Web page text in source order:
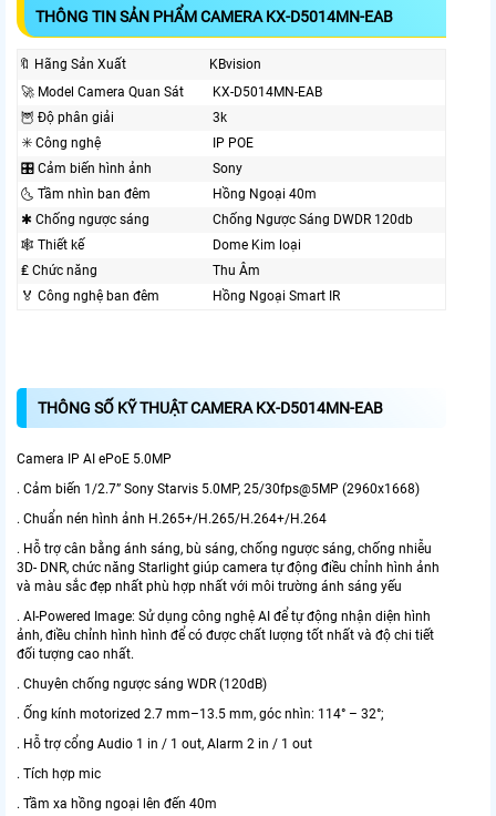
THÔNG TIN SẢN PHẨM CAMERA KX-D5014MN-EAB
🔖 Hãng Sản Xuất
KBvision
🚀 Model Camera Quan Sát
KX-D5014MN-EAB
🦉 Độ phân giải
3k
✳️ Công nghệ
IP POE
🎛 Cảm biến hình ảnh
Sony
🌜 Tầm nhìn ban đêm
Hồng Ngoại 40m
✱ Chống ngược sáng
Chống Ngược Sáng DWDR 120db
🕸️ Thiết kế
Dome Kim loại
₤ Chức năng
Thu Âm
️🏅️ Công nghệ ban đêm
Hồng Ngoại Smart IR
THÔNG SỐ KỸ THUẬT CAMERA KX-D5014MN-EAB
Camera IP AI ePoE 5.0MP
. Cảm biến 1/2.7” Sony Starvis 5.0MP, 25/30fps@5MP (2960x1668)
. Chuẩn nén hình ảnh H.265+/H.265/H.264+/H.264
. Hỗ trợ cân bằng ánh sáng, bù sáng, chống ngược sáng, chống nhiễu
3D- DNR, chức năng Starlight giúp camera tự động điều chỉnh hình ảnh
và màu sắc đẹp nhất phù hợp nhất với môi trường ánh sáng yếu
. AI-Powered Image: Sử dụng công nghệ AI để tự động nhận diện hình
ảnh, điều chỉnh hình hình để có được chất lượng tốt nhất và độ chi tiết
đối tượng cao nhất.
. Chuyên chống ngược sáng WDR (120dB)
. Ống kính motorized 2.7 mm–13.5 mm, góc nhìn: 114° – 32°;
. Hỗ trợ cổng Audio 1 in / 1 out, Alarm 2 in / 1 out
. Tích hợp mic
. Tầm xa hồng ngoại lên đến 40m